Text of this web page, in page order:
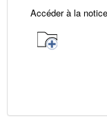
Accéder à la notice